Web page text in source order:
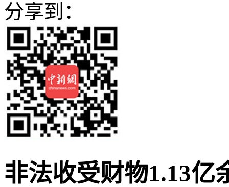
分享到：
非法收受财物1.13亿